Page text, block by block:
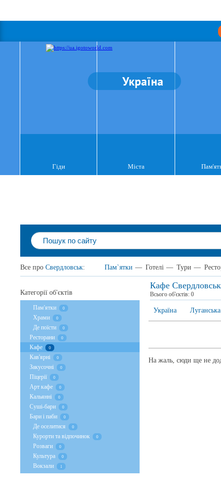
Україна
Гіди Міста
Все про Свердловськ: Пам`ятки — Готелі — Тури —
Кафе Свердловськ
Всього об'єктів: 0
Україна
На жаль, сюди ще не
Категорії об'єктів
Пам'ятки 0
Храми 0
Де поїсти 0
Ресторани 0
Кафе 0
Кав'ярні 0
Закусочні 0
Піцерії 0
Арт кафе 0
Кальянні 0
Суші-бари 0
Бари і паби 0
Де оселитися 0
Курорти та відпочинок 0
Розваги 0
Культура 0
Вокзали 1